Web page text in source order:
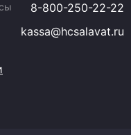
8-800-250-22-22
kassa@hcsalavat.ru